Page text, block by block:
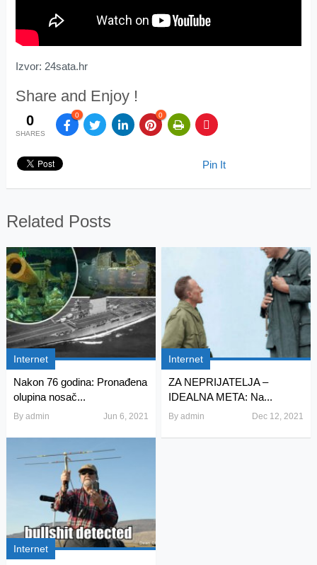
Izvor: 24sata.hr
Share and Enjoy !
0
SHARES
0 0
Pin It
Related Posts
Internet
Nakon 76 godina: Pronađena
olupina nosač...
By admin Jun 6, 2021
Internet
ZA NEPRIJATELJA –
IDEALNA META: Na...
Byadmin Dec 12, 2021
Internet